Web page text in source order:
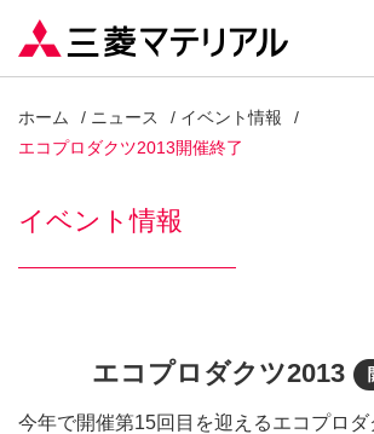
ホーム ニュース
イベント情報
エコプロダクツ2013開催終了
イベント情報
エコプロダクツ2013
今年で開催第15回目を迎えるエコプロ